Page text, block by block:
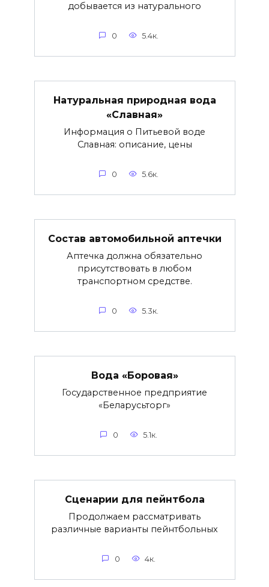
добывается из натурального
0 5.4к.
Натуральная природная вода
«Славная»
Информация о Питьевой воде
Славная: описание, цены
0 5.6к.
Состав автомобильной аптечки
Аптечка должна обязательно
присутствовать в любом
транспортном средстве.
0 5.3к.
Вода «Боровая»
Государственное предприятие
«Беларусьторг»
0 5.1к.
Сценарии для пейнтбола
Продолжаем рассматривать
различные варианты пейнтбольных
0 4к.